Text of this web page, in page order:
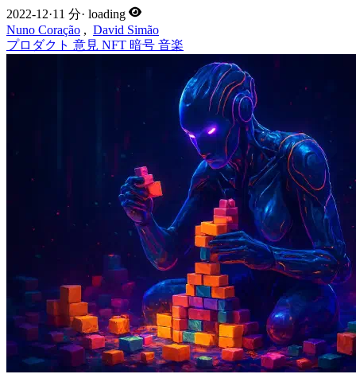
2022-12·11 分· loading
Nuno Coração , David Simão
プロダクト 意見 NFT 暗号 音楽